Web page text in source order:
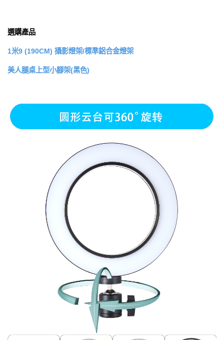
選購產品
1米9 (190CM) 攝影燈架/標準鋁合金燈架
美人腿桌上型小腳架(黑色)